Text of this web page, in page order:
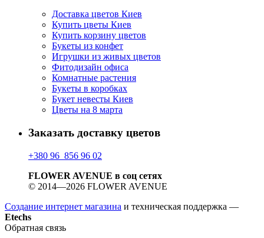
Доставка цветов Киев
Купить цветы Киев
Купить корзину цветов
Букеты из конфет
Игрушки из живых цветов
Фитодизайн офиса
Комнатные растения
Букеты в коробках
Букет невесты Киев
Цветы на 8 марта
Заказать доставку цветов
+380 96 856 96 02
FLOWER AVENUE в соц сетях
© 2014—2026 FLOWER AVENUE
Создание интернет магазина и техническая поддержка —
Etechs
Обратная связь